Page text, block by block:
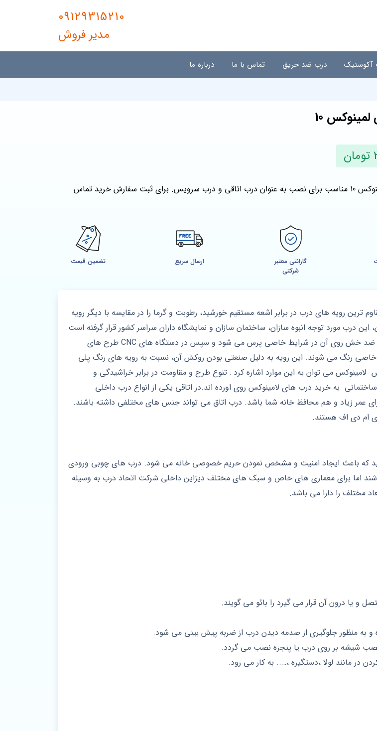
09129315210
مدیر فروش
آکوستیک درب ضد حریق تماس با ما درباره ما
10
درب اتاقی لمینوکس 10 مناسب برای نصب به عنوان درب اتاقی و درب سرویس. برای ثبت سفارش خرید تماس
گارانتی معتبر
شرکتی
ارسال سریع تضمین قیمت
رویه های درب در برابر اشعه مستقیم خورشید، رطوبت و گرما را در مقایسه با دیگر رویه
درب مورد توجه انبوه سازان، ساختمان سازان و نمایشگاه داران سراسر کشور قرار گرفته است.
معمولا از ورق ام دی اف به ضخامت 8 میلی متر بوده که یک لایه لمینت ضد خش روی آن در شرایط خاصی پرس می شود و سپس در دستگاه های CNC طرح های
رنگ می شوند. این رویه به دلیل صنعتی بودن روکش آن، نسبت به رویه های رنگ پلی
لامینوکس می توان به این موارد اشاره کرد : تنوع طرح و مقاومت در برابر خراشیدگی و
به خرید درب های لامینوکس روی اورده اند.در اتاقی یکی از انواع درب داخلی
عمر زیاد و هم محافظ خانه شما باشد. درب اتاق می تواند جنس های مختلفی داشته باشند.
ام دی اف هستند.
که باعث ایجاد امنیت و مشخص نمودن حریم خصوصی خانه می شود. درب های چوبی ورودی
اما برای معماری های خاص و سبک های مختلف دیزاین داخلی شرکت اتحاد درب به وسیله
مختلف را دارا می باشد.
و یا درون آن قرار می گیرد را بائو می گویند.
و به منظور جلوگیری از صدمه دیدن درب از ضربه پیش بینی می شود.
نصب شیشه بر روی درب یا پنجره نصب می گردد.
در مانند لولا ،دستگیره ،….. به کار می رود.